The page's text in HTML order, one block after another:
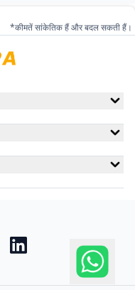
*कीमतें सांकेतिक हैं और बदल सकती हैं।